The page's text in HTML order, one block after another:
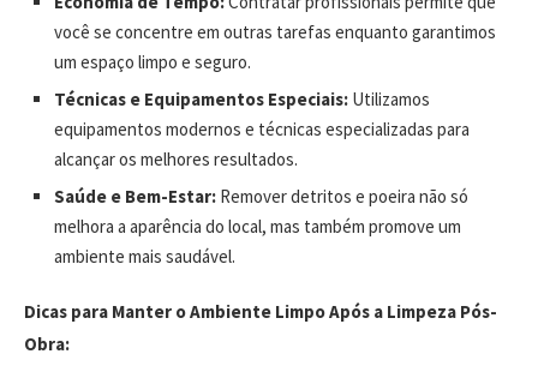
você se concentre em outras tarefas enquanto garantimos
um espaço limpo e seguro.
Técnicas e Equipamentos Especiais: Utilizamos
equipamentos modernos e técnicas especializadas para
alcançar os melhores resultados.
Saúde e Bem-Estar: Remover detritos e poeira não só
melhora a aparência do local, mas também promove um
ambiente mais saudável.
Dicas para Manter o Ambiente Limpo Após a Limpeza Pós-
Obra: